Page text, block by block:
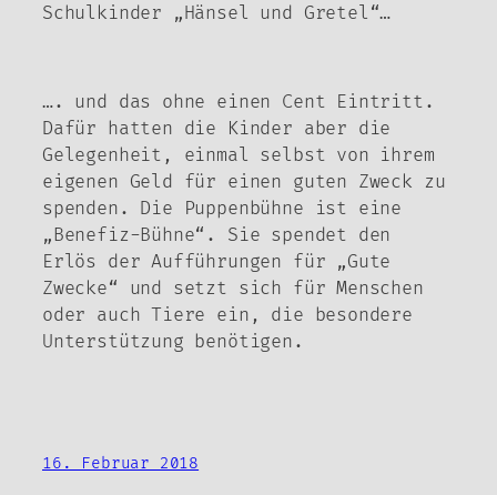
Schulkinder „Hänsel und Gretel“…
…. und das ohne einen Cent Eintritt.
Dafür hatten die Kinder aber die
Gelegenheit, einmal selbst von ihrem
eigenen Geld für einen guten Zweck zu
spenden. Die Puppenbühne ist eine
„Benefiz-Bühne“. Sie spendet den
Erlös der Aufführungen für „Gute
Zwecke“ und setzt sich für Menschen
oder auch Tiere ein, die besondere
Unterstützung benötigen.
16. Februar 2018